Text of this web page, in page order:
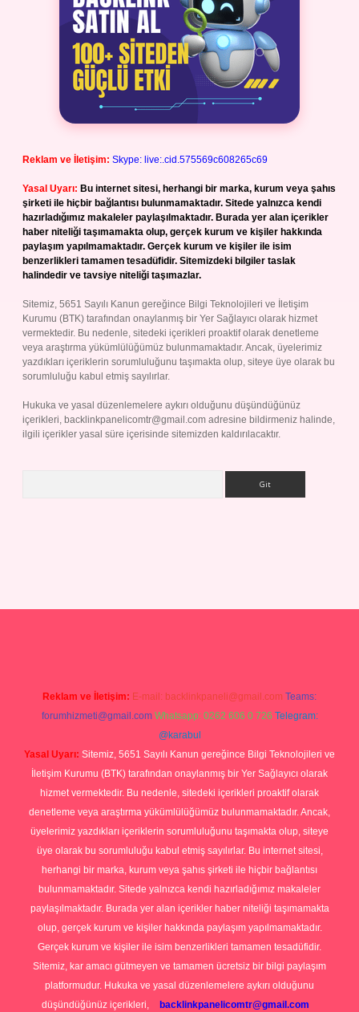
Reklam ve İletişim: Skype: live:.cid.575569c608265c69
Yasal Uyarı: Bu internet sitesi, herhangi bir marka, kurum veya şahıs
şirketi ile hiçbir bağlantısı bulunmamaktadır. Sitede yalnızca kendi
hazırladığımız makaleler paylaşılmaktadır. Burada yer alan içerikler
haber niteliği taşımamakta olup, gerçek kurum ve kişiler hakkında
paylaşım yapılmamaktadır. Gerçek kurum ve kişiler ile isim
benzerlikleri tamamen tesadüfidir. Sitemizdeki bilgiler taslak
halindedir ve tavsiye niteliği taşımazlar.
Sitemiz, 5651 Sayılı Kanun gereğince Bilgi Teknolojileri ve İletişim
Kurumu (BTK) tarafından onaylanmış bir Yer Sağlayıcı olarak hizmet
vermektedir. Bu nedenle, sitedeki içerikleri proaktif olarak denetleme
veya araştırma yükümlülüğümüz bulunmamaktadır. Ancak, üyelerimiz
yazdıkları içeriklerin sorumluluğunu taşımakta olup, siteye üye olarak bu
sorumluluğu kabul etmiş sayılırlar.
Hukuka ve yasal düzenlemelere aykırı olduğunu düşündüğünüz
içerikleri, backlinkpanelicomtr@gmail.com adresine bildirmeniz halinde,
ilgili içerikler yasal süre içerisinde sitemizden kaldırılacaktır.
Reklam ve İletişim: E-mail: backlinkpaneli@gmail.com Teams:
forumhizmeti@gmail.com Whatsapp: 0262 606 0 726 Telegram:
@karabul
Yasal Uyarı: Sitemiz, 5651 Sayılı Kanun gereğince Bilgi Teknolojileri ve
İletişim Kurumu (BTK) tarafından onaylanmış bir Yer Sağlayıcı olarak
hizmet vermektedir. Bu nedenle, sitedeki içerikleri proaktif olarak
denetleme veya araştırma yükümlülüğümüz bulunmamaktadır. Ancak,
üyelerimiz yazdıkları içeriklerin sorumluluğunu taşımakta olup, siteye
üye olarak bu sorumluluğu kabul etmiş sayılırlar. Bu internet sitesi,
herhangi bir marka, kurum veya şahıs şirketi ile hiçbir bağlantısı
bulunmamaktadır. Sitede yalnızca kendi hazırladığımız makaleler
paylaşılmaktadır. Burada yer alan içerikler haber niteliği taşımamakta
olup, gerçek kurum ve kişiler hakkında paylaşım yapılmamaktadır.
Gerçek kurum ve kişiler ile isim benzerlikleri tamamen tesadüfidir.
Sitemiz, kar amacı gütmeyen ve tamamen ücretsiz bir bilgi paylaşım
platformudur. Hukuka ve yasal düzenlemelere aykırı olduğunu
düşündüğünüz içerikleri,
backlinkpanelicomtr@gmail.com